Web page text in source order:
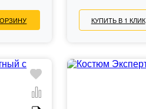
КУПИТЬ В 1 КЛИК